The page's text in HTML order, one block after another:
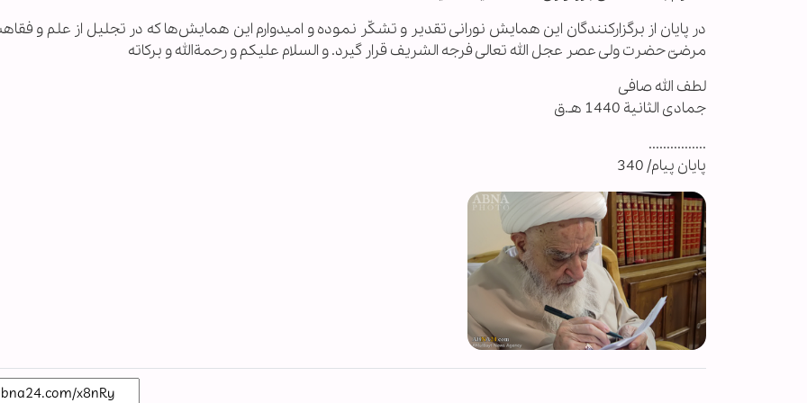
در پایان از برگزارکنندگان این همایش نورانی تقدیر و تشکّر نموده و امیدوارم این همایش‌ها که در تجلیل از علم و
مرضیّ حضرت ولی عصر عجل الله تعالی فرجه الشریف قرار گیرد. و السلام علیکم و رحمة‌الله و برکاته
لطف الله صافی
جمادی الثانیة 1440 هـ.ق
................
پایان پیام/ 340